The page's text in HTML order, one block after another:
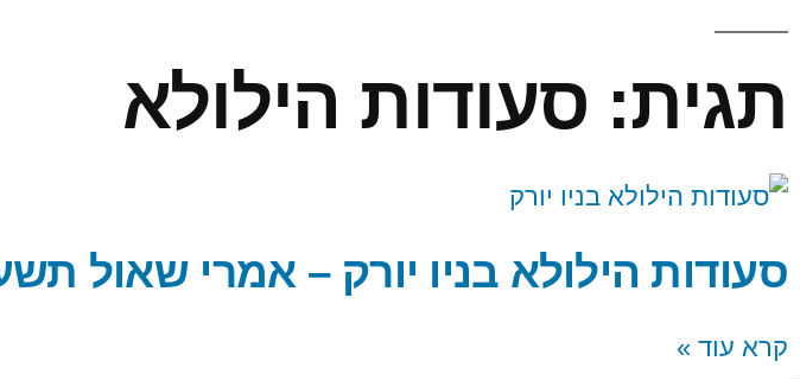
תגית: סעודות הילולא
סעודות הילולא בניו יורק – אמרי שאול
קרא עוד »